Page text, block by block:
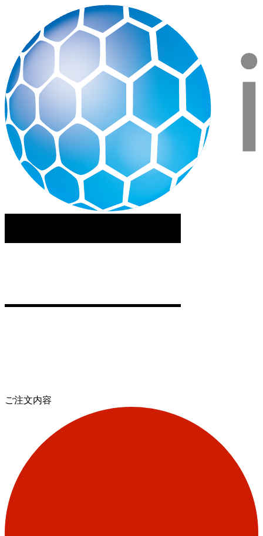
ご注文内容